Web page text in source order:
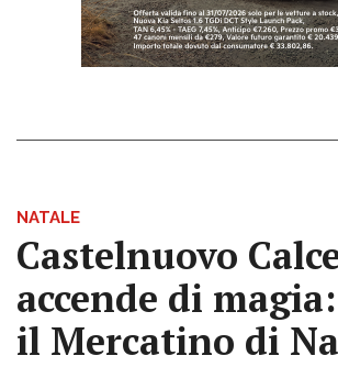
NATALE
Castelnuovo
accende di
il Mercatino di